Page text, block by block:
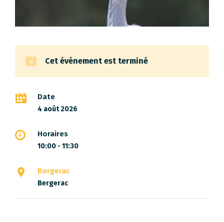
Cet événement est terminé
Date
4 août 2026
Horaires
10:00 - 11:30
Bergerac
Bergerac